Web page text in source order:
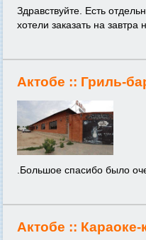
Здравствуйте. Есть
хотели заказать на завтра
Актобе :: Гриль-
.Большое спасибо было
Актобе :: Караоке-